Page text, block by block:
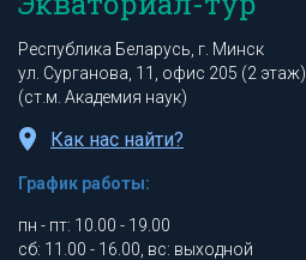
Республика Беларусь, г. Минск
ул. Сурганова, 11, офис 205 (2 этаж)
(ст.м. Академия наук)
Как нас найти?
График работы:
пн - пт: 10.00 - 19.00
сб: 11.00 - 16.00, вс: выходной